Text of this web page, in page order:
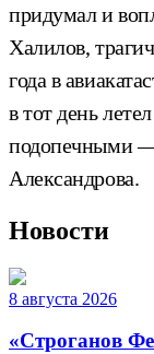
придумал и
Халилов,
года в
в тот день
подопечными
Александрова.
Новости
8 августа 2026
«Строганов